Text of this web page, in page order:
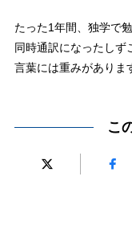
たった1年間、独学で
同時通訳になったしず
言葉には重みがありま
こ